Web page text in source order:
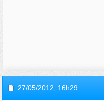
27/05/2012, 16h29